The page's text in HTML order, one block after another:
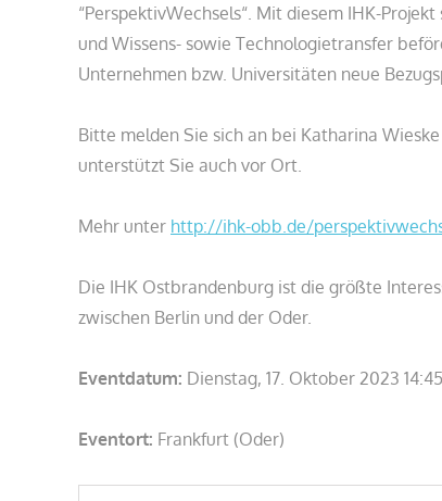
“PerspektivWechsels“. Mit diesem IHK-
und Wissens- sowie Technologietransfer
Unternehmen bzw. Universitäten neue
Bitte melden Sie sich an bei Katharina
unterstützt Sie auch vor Ort.
Mehr unter http://ihk-obb.de/
Die IHK Ostbrandenburg ist die größte
zwischen Berlin und der Oder.
Eventdatum: Dienstag, 17. Oktober 2023
Eventort: Frankfurt (Oder)